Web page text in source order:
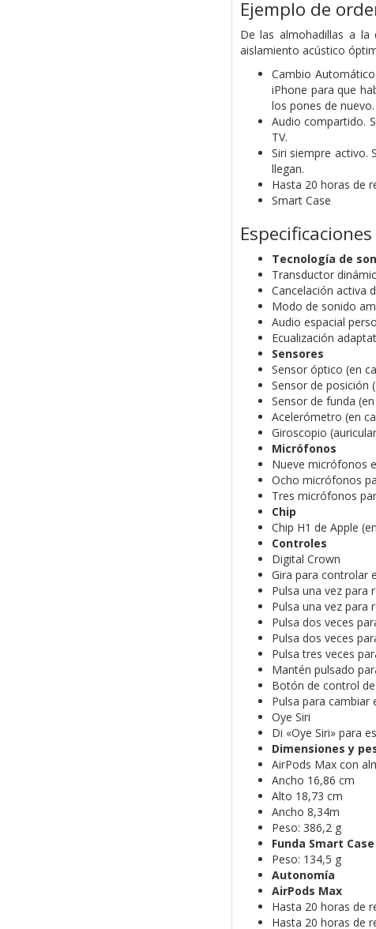
Ejemplo de
De las almohadillas a
aislamiento acústico
Cambio
iPhone para que
los pones de nuevo.
Audio compartido.
TV.
Siri siempre activo.
llegan.
Hasta 20 horas de
Smart Case
Especificaciones
Tecnología de
Transductor
Cancelación activa
Modo de sonido
Audio espacial
Ecualización
Sensores
Sensor óptico (en
Sensor de posición
Sensor de funda
Acelerómetro (en
Giroscopio
Micrófonos
Nueve micrófonos
Ocho micrófonos
Tres micrófonos
Chip
Chip H1 de Apple
Controles
Digital Crown
Gira para controlar
Pulsa una vez para
Pulsa una vez para
Pulsa dos veces
Pulsa dos veces
Pulsa tres veces
Mantén pulsado
Botón de control
Pulsa para
Oye Siri
Di «Oye Siri» para
Dimensiones y
AirPods Max con
Ancho 16,86 cm
Alto 18,73 cm
Ancho 8,34m
Peso: 386,2 g
Funda Smart Case
Peso: 134,5 g
Autonomía
AirPods Max
Hasta 20 horas de
Hasta 20 horas de